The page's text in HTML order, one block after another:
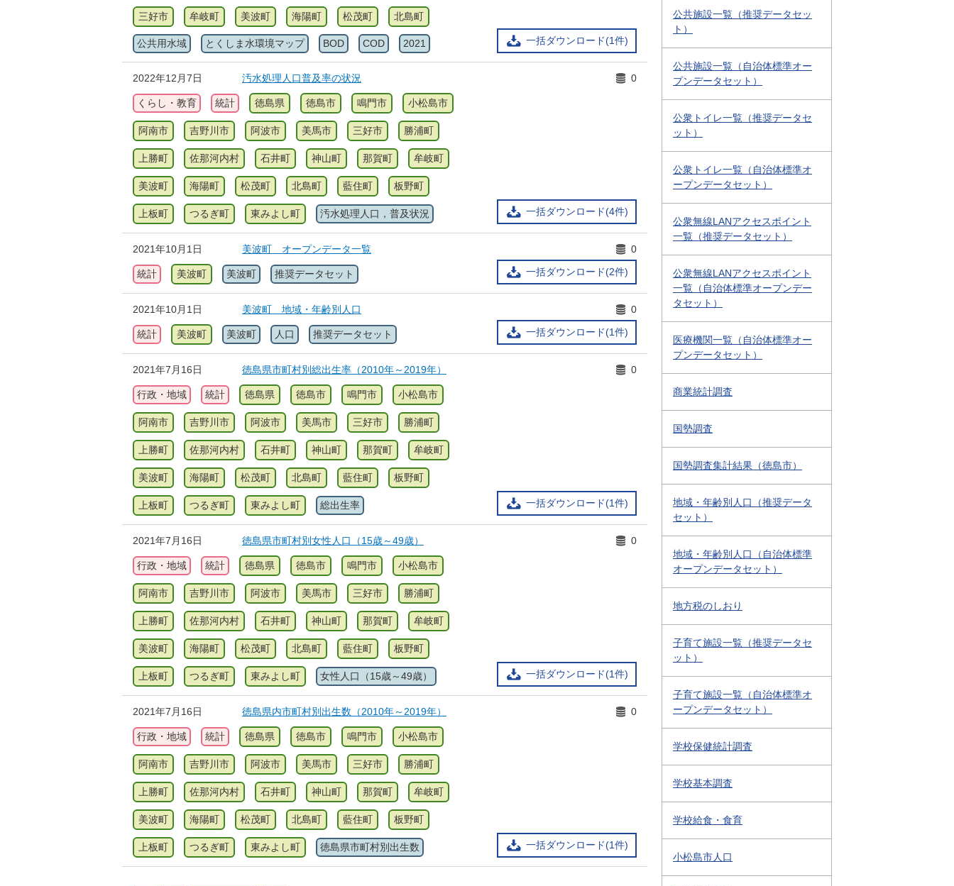
一括ダウンロード(1件)
三好市 牟岐町 美波町 海陽町 松茂町 北島町
公共用水域 とくしま水環境マップ BOD COD 2021
2022年12月7日 汚水処理人口普及率の状況
一括ダウンロード(4件)
0
くらし・教育 統計 徳島県 徳島市 鳴門市 小松島市
阿南市 吉野川市 阿波市 美馬市 三好市 勝浦町
上勝町 佐那河内村 石井町 神山町 那賀町 牟岐町
美波町 海陽町 松茂町 北島町 藍住町 板野町
上板町 つるぎ町 東みよし町 汚水処理人口，普及状況
2021年10月1日
美波町 オープンデータ一覧
一括ダウンロード(2件)
0
統計 美波町 美波町 推奨データセット
2021年10月1日
美波町 地域・年齢別人口
一括ダウンロード(1件)
0
統計 美波町 美波町 人口 推奨データセット
2021年7月16日 徳島県市町村別総出生率（2010年～2019年）
一括ダウンロード(1件)
0
行政・地域 統計 徳島県 徳島市 鳴門市 小松島市
阿南市 吉野川市 阿波市 美馬市 三好市 勝浦町
上勝町 佐那河内村 石井町 神山町 那賀町 牟岐町
美波町 海陽町 松茂町 北島町 藍住町 板野町
上板町 つるぎ町 東みよし町 総出生率
2021年7月16日 徳島県市町村別女性人口（15歳～49歳）
一括ダウンロード(1件)
0
行政・地域 統計 徳島県 徳島市 鳴門市 小松島市
阿南市 吉野川市 阿波市 美馬市 三好市 勝浦町
上勝町 佐那河内村 石井町 神山町 那賀町 牟岐町
美波町 海陽町 松茂町 北島町 藍住町 板野町
上板町 つるぎ町 東みよし町 女性人口（15歳～49歳）
2021年7月16日 徳島県内市町村別出生数（2010年～2019年）
一括ダウンロード(1件)
0
行政・地域 統計 徳島県 徳島市 鳴門市 小松島市
阿南市 吉野川市 阿波市 美馬市 三好市 勝浦町
上勝町 佐那河内村 石井町 神山町 那賀町 牟岐町
美波町 海陽町 松茂町 北島町 藍住町 板野町
上板町 つるぎ町 東みよし町 徳島県市町村別出生数
公共施設一覧（推奨データセッ
ト）
公共施設一覧（自治体標準オー
プンデータセット）
公衆トイレ一覧（推奨データセ
ット）
公衆トイレ一覧（自治体標準オ
ープンデータセット）
公衆無線LANアクセスポイント
一覧（推奨データセット）
公衆無線LANアクセスポイント
一覧（自治体標準オープンデー
タセット）
医療機関一覧（自治体標準オー
プンデータセット）
商業統計調査
国勢調査
国勢調査集計結果（徳島市）
地域・年齢別人口（推奨データ
セット）
地域・年齢別人口（自治体標準
オープンデータセット）
地方税のしおり
子育て施設一覧（推奨データセ
ット）
子育て施設一覧（自治体標準オ
ープンデータセット）
学校保健統計調査
学校基本調査
学校給食・食育
小松島市人口